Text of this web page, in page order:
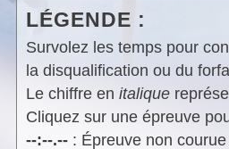
LÉGENDE :
Survolez les temps pour
la disqualification ou du
Le chiffre en italique
Cliquez sur une épreuve
--:--.--: Épreuve non